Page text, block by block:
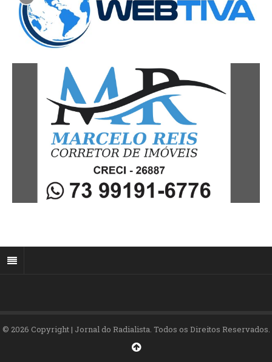
© 2026 Copyright | Jornal do Radialista. Todos os Direitos Reservados.